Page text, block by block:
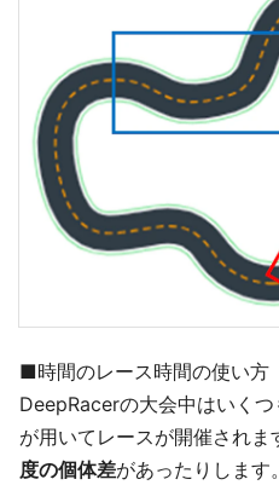
■時間のレース時間の使い方
DeepRacerの大会中はいくつ
が用いてレースが開催されま
度の個体差があったりします